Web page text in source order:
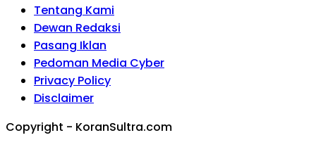
Tentang Kami
Dewan Redaksi
Pasang Iklan
Pedoman Media Cyber
Privacy Policy
Disclaimer
Copyright - KoranSultra.com